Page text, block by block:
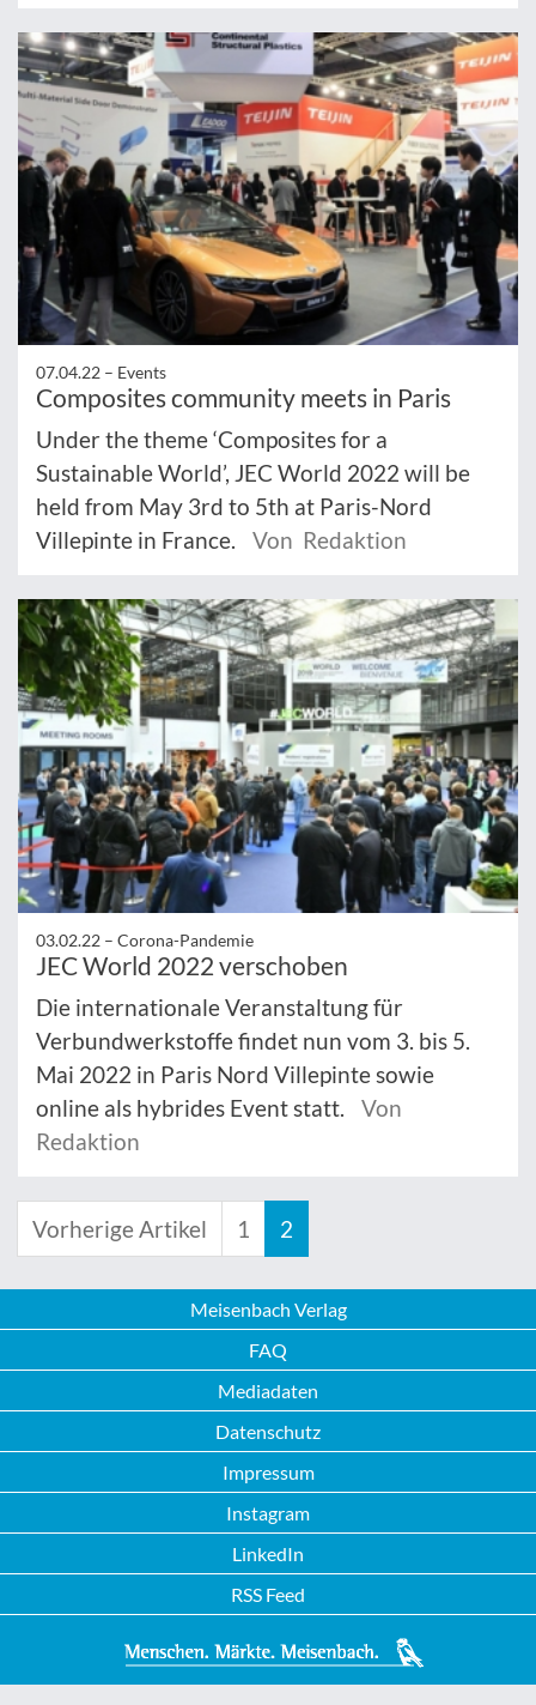
07.04.22 – Events
Composites community meets in Paris
Under the theme ‘Composites for a
Sustainable World’, JEC World 2022 will be
held from May 3rd to 5th at Paris-Nord
Villepinte in France.
Von Redaktion
03.02.22 – Corona-Pandemie
JEC World 2022 verschoben
Die internationale Veranstaltung für
Verbundwerkstoffe findet nun vom 3. bis 5.
Mai 2022 in Paris Nord Villepinte sowie
online als hybrides Event statt.
Von
Redaktion
Vorherige Artikel 1 2
Meisenbach Verlag
FAQ
Mediadaten
Datenschutz
Impressum
Instagram
LinkedIn
RSS Feed